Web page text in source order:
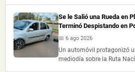
Se le Salió una Rueda en
Terminó Despistando en
📅 6 ago 2026
Un automóvil protagonizó
mediodía sobre la Ruta